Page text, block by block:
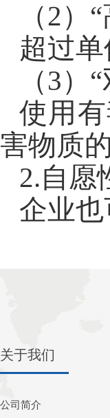
（2）
超过
（3）
使用
害物质的
2.自愿
企业
关于我们
公司简介